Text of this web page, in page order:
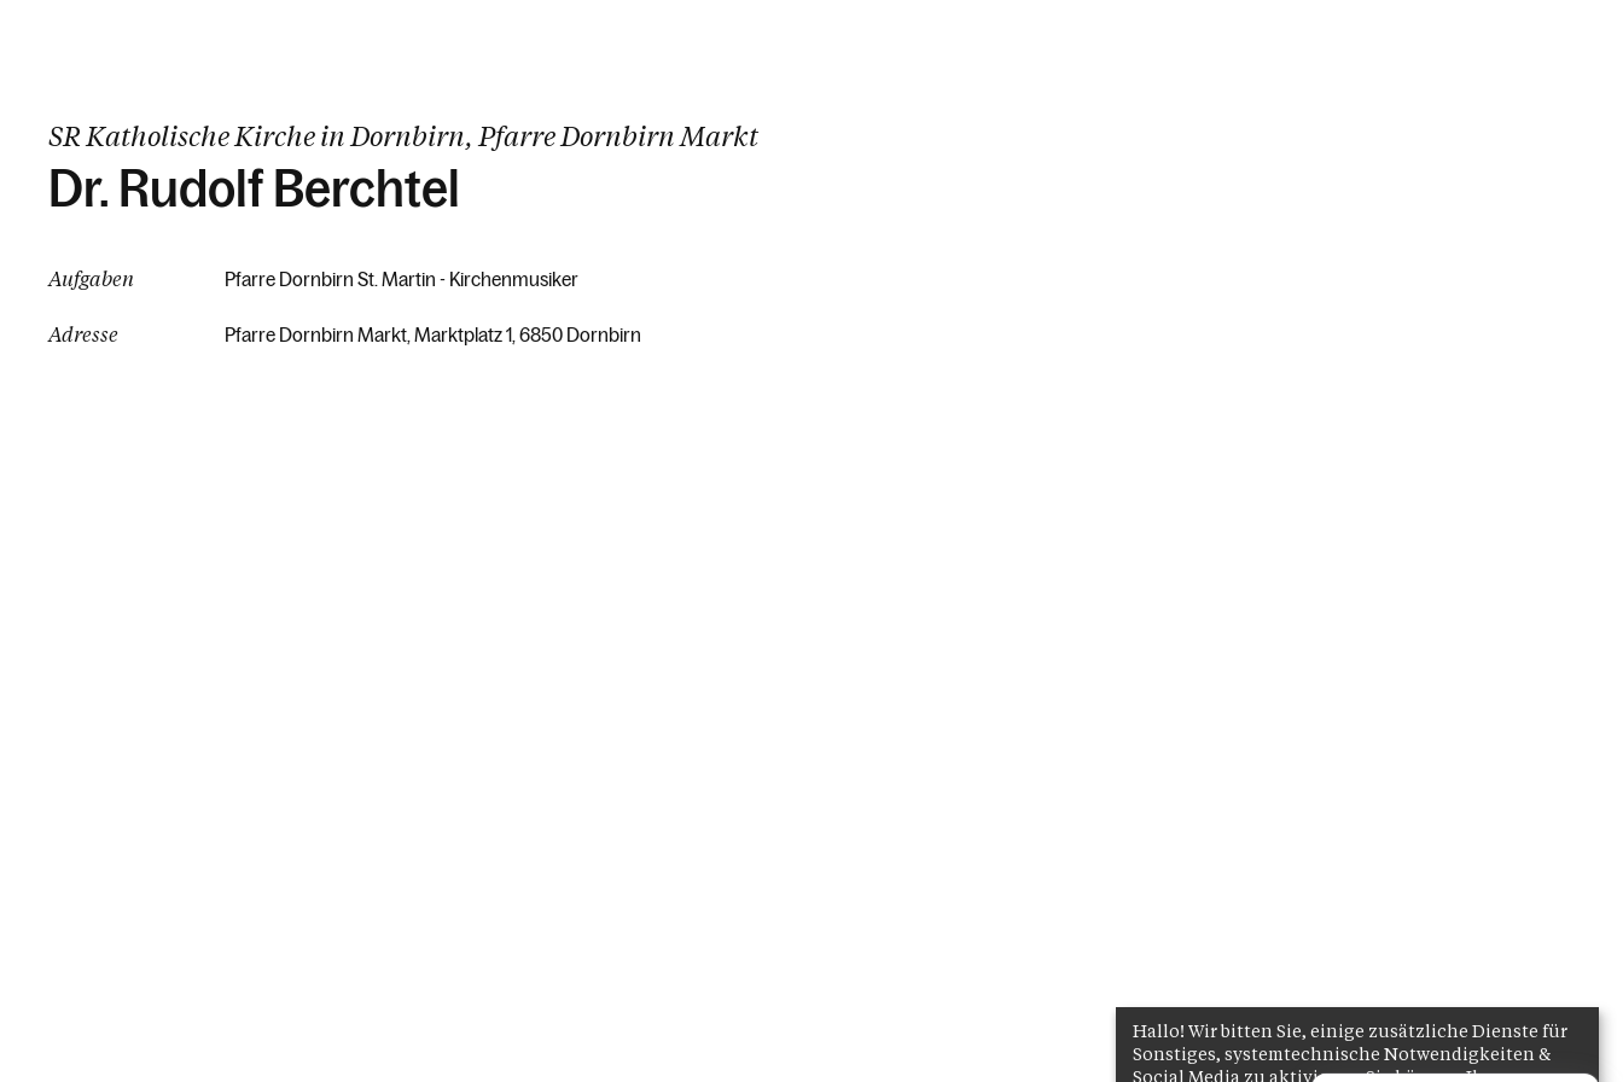
SR Katholische Kirche in Dornbirn, Pfarre Dornbirn Markt
Dr. Rudolf Berchtel
Aufgaben Pfarre Dornbirn St. Martin - Kirchenmusiker
Adresse Pfarre Dornbirn Markt, Marktplatz 1, 6850 Dornbirn
Hallo! Wir bitten Sie, einige zusätzliche Dienste für
Sonstiges, systemtechnische Notwendigkeiten &
Social Media zu aktivieren. Sie können Ihre